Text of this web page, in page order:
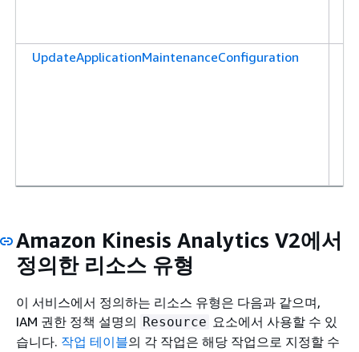
UpdateApplicationMaintenanceConfiguration
Amazon Kinesis Analytics V2에서
정의한 리소스 유형
이 서비스에서 정의하는 리소스 유형은 다음과 같으며,
IAM 권한 정책 설명의 Resource 요소에서 사용할 수 있
습니다. 작업 테이블의 각 작업은 해당 작업으로 지정할 수